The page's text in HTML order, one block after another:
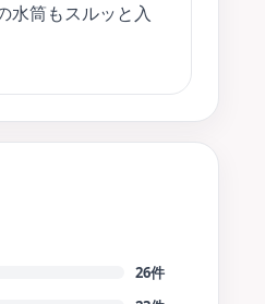
水筒もスルッと入
26件